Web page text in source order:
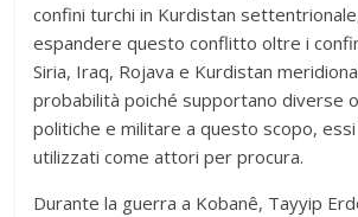
confini turchi in Kurdistan
espandere questo conflitto oltre i
Siria, Iraq, Rojava e Kurdistan
probabilità poiché supportano diverse
politiche e militare a questo scopo,
utilizzati come attori per procura.
Durante la guerra a Kobanê, Tayyip